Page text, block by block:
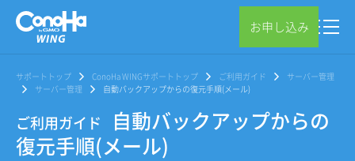
お申し込み
サポートトップ ConoHa WINGサポートトップ ご利用ガイド
サーバー管理
サーバー管理
自動バックアップからの復元手順(メール)
ご利用ガイド
自動バックアップからの
復元手順(メール)